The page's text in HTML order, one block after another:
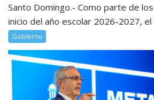
Santo Domingo.- Como parte de
inicio del año escolar 2026-2027, el
Gobierno